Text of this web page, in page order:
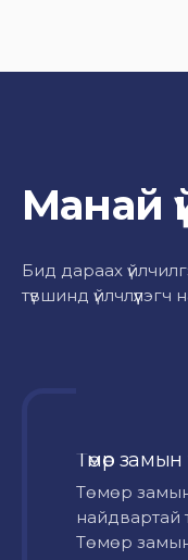
Манай
Бид дараах
түвшинд үйлчлүүлэгч
Төмөр
Төмөр
найдвартай
Төмөр